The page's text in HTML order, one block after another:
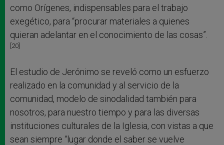
como Orígenes, indispensables para el trabajo
exegético, para “procurar materiales a quienes
quieran adelantar en el conocimiento de las cosas”.
[20]
El estudio de Jerónimo se reveló como un esfuerzo
realizado en la comunidad y al servicio de la
comunidad, modelo de sinodalidad también para
nosotros, para nuestro tiempo y para las diversas
instituciones culturales de la Iglesia, con vistas a que
sean siempre “lugar donde el saber se vuelve